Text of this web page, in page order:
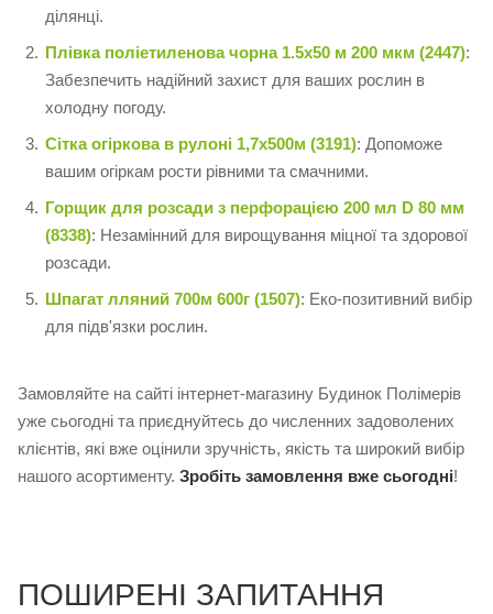
ділянці.
Плівка поліетиленова чорна 1.5х50 м 200 мкм (2447):
Забезпечить надійний захист для ваших рослин в
холодну погоду.
Сітка огіркова в рулоні 1,7х500м (3191): Допоможе
вашим огіркам рости рівними та смачними.
Горщик для розсади з перфорацією 200 мл D 80 мм
(8338): Незамінний для вирощування міцної та здорової
розсади.
Шпагат лляний 700м 600г (1507): Еко-позитивний вибір
для підв'язки рослин.
Замовляйте на сайті інтернет-магазину Будинок Полімерів
уже сьогодні та приєднуйтесь до численних задоволених
клієнтів, які вже оцінили зручність, якість та широкий вибір
нашого асортименту. Зробіть замовлення вже сьогодні!
ПОШИРЕНІ ЗАПИТАННЯ